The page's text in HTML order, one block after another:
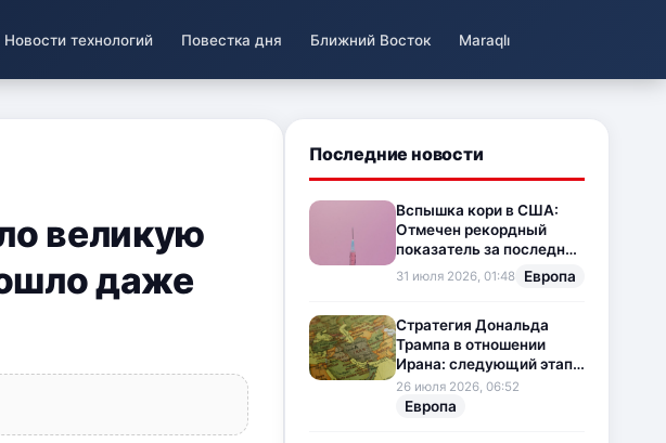
Новости технологий Повестка дня Ближний Восток Maraqlı
великую
даже
Последние новости
Вспышка кори в США:
Отмечен рекордный
показатель за последние
35 лет
31 июля 2026, 01:48 Европа
Стратегия Дональда
Трампа в отношении
Ирана: следующий этап
напряженности на
Ближнем Востоке
26 июля 2026, 06:52
Европа